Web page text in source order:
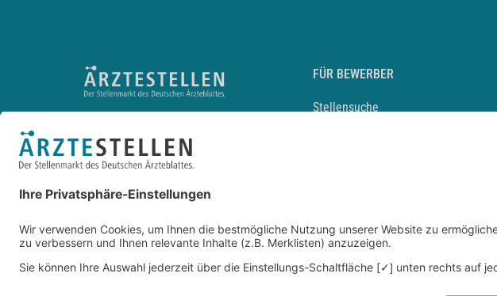
FÜR BEWERBER
Stellensuche
Durchsuchen Sie den Stellenkatalog